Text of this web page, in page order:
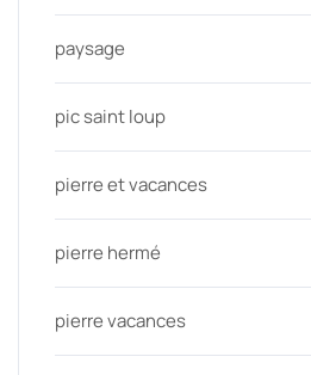
paysage
pic saint loup
pierre et vacances
pierre hermé
pierre vacances